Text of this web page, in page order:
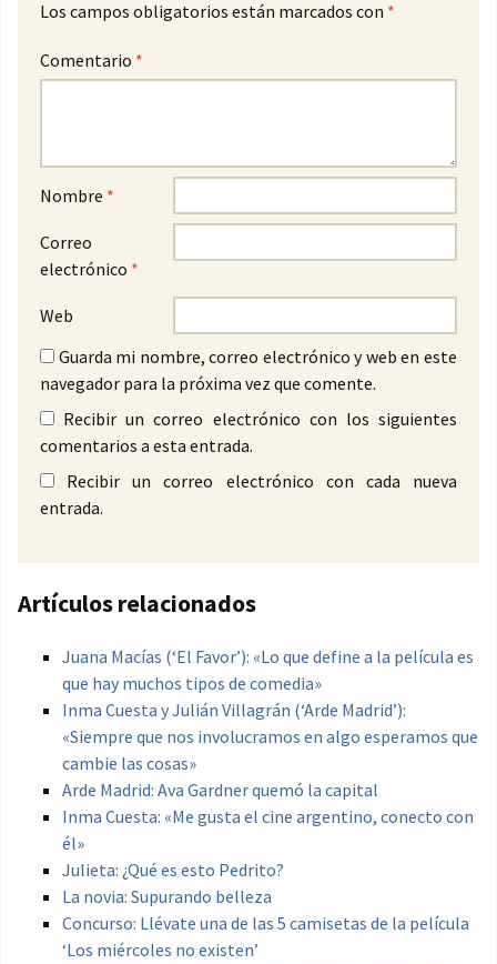
Los campos obligatorios están marcados con *
Comentario *
Nombre *
Correo
electrónico *
Web
Guarda mi nombre, correo electrónico y web en este
navegador para la próxima vez que comente.
Recibir un correo electrónico con los siguientes
comentarios a esta entrada.
Recibir un correo electrónico con cada nueva
entrada.
Artículos relacionados
Juana Macías (‘El Favor’): «Lo que define a la película es
que hay muchos tipos de comedia»
Inma Cuesta y Julián Villagrán (‘Arde Madrid’):
«Siempre que nos involucramos en algo esperamos que
cambie las cosas»
Arde Madrid: Ava Gardner quemó la capital
Inma Cuesta: «Me gusta el cine argentino, conecto con
él»
Julieta: ¿Qué es esto Pedrito?
La novia: Supurando belleza
Concurso: Llévate una de las 5 camisetas de la película
‘Los miércoles no existen’